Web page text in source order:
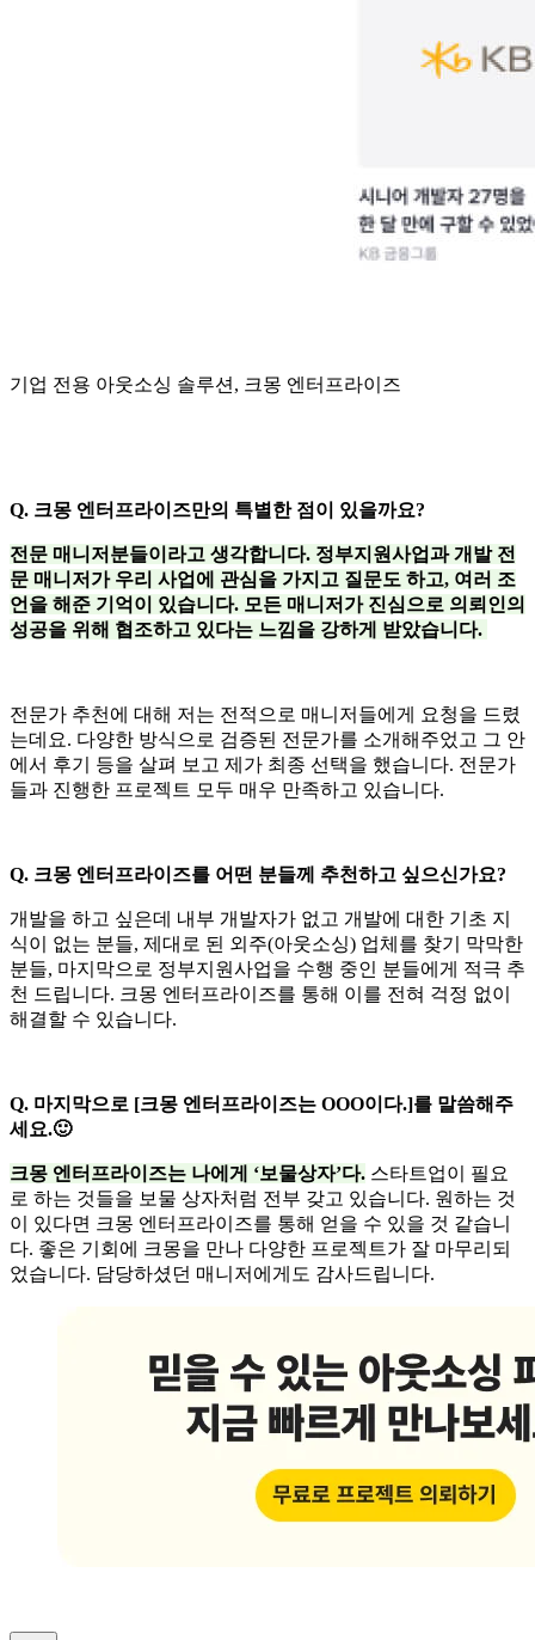
기업 전용 아웃소싱 솔루션, 크몽 엔터프라이즈
Q. 크몽 엔터프라이즈만의 특별한 점이 있을까요?
전문 매니저분들이라고 생각합니다. 정부지원사업과 개발 전
문 매니저가 우리 사업에 관심을 가지고 질문도 하고, 여러 조
언을 해준 기억이 있습니다. 모든 매니저가 진심으로 의뢰인의
성공을 위해 협조하고 있다는 느낌을 강하게 받았습니다.
전문가 추천에 대해 저는 전적으로 매니저들에게 요청을 드렸
는데요. 다양한 방식으로 검증된 전문가를 소개해주었고 그 안
에서 후기 등을 살펴 보고 제가 최종 선택을 했습니다. 전문가
들과 진행한 프로젝트 모두 매우 만족하고 있습니다.
Q. 크몽 엔터프라이즈를 어떤 분들께 추천하고 싶으신가요?
개발을 하고 싶은데 내부 개발자가 없고 개발에 대한 기초 지
식이 없는 분들, 제대로 된 외주(아웃소싱) 업체를 찾기 막막한
분들, 마지막으로 정부지원사업을 수행 중인 분들에게 적극 추
천 드립니다. 크몽 엔터프라이즈를 통해 이를 전혀 걱정 없이
해결할 수 있습니다.
Q. 마지막으로 [크몽 엔터프라이즈는 OOO이다.]를 말씀해주
세요.🙂
크몽 엔터프라이즈는 나에게 ‘보물상자’다. 스타트업이 필요
로 하는 것들을 보물 상자처럼 전부 갖고 있습니다. 원하는 것
이 있다면 크몽 엔터프라이즈를 통해 얻을 수 있을 것 같습니
다. 좋은 기회에 크몽을 만나 다양한 프로젝트가 잘 마무리되
었습니다. 담당하셨던 매니저에게도 감사드립니다.